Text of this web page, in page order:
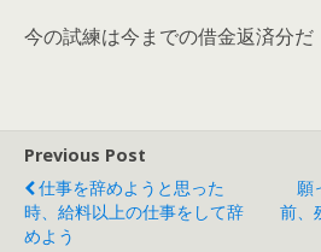
今の試練は今までの借金返済分だ
Previous Post
仕事を辞めようと思った
時、給料以上の仕事をして辞
めよう
願
前、